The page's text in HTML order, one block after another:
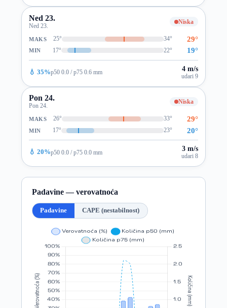
Ned 23.
Ned 23.
Niska
MAKS 25° 34° 29°
MIN 17° 22° 19°
💧 35%p50 0.0 / p75 0.6 mm 4 m/s
udari 9
Pon 24.
Pon 24.
Niska
MAKS 26° 33° 29°
MIN 17° 23° 20°
💧 20%p50 0.0 / p75 0.0 mm 3 m/s
udari 8
Padavine — verovatnoća
Padavine CAPE (nestabilnost)